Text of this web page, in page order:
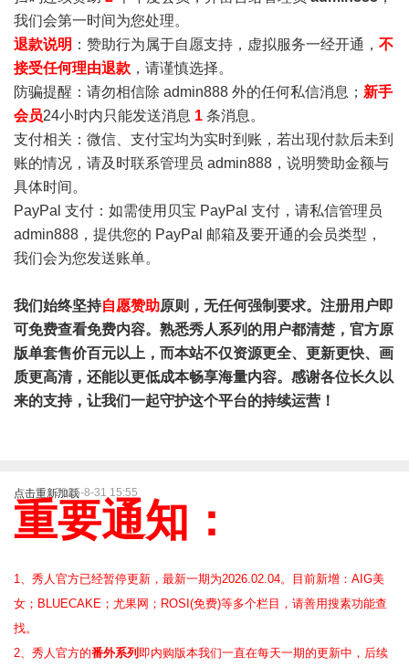
我们会第一时间为您处理。
退款说明 ：赞助行为属于自愿支持，虚拟服务一经开通， 不
接受任何理由退款 ，请谨慎选择。
防骗提醒：请勿相信除 admin888 外的任何私信消息； 新手
会员24小时内只能发送消息 1 条消息。
支付相关：微信、支付宝均为实时到账，若出现付款后未到
账的情况，请及时联系管理员 admin888，说明赞助金额与
具体时间。
PayPal 支付：如需使用贝宝 PayPal 支付，请私信管理员
admin888，提供您的 PayPal 邮箱及要开通的会员类型，
我们会为您发送账单。
我们始终坚持自愿赞助原则，无任何强制要求。注册用户即
可免费查看免费内容。熟悉秀人系列的用户都清楚，官方原
版单套售价百元以上，而本站不仅资源更全、更新更快、画
质更高清，还能以更低成本畅享海量内容。感谢各位长久以
来的支持，让我们一起守护这个平台的持续运营！
点击重新加载2025-8-31 15:55
重要通知：
1、秀人官方已经暂停更新，最新一期为2026.02.04。目前新增：AIG美
女；BLUECAKE；尤果网；ROSI(免费)等多个栏目，请善用搜素功能查
找。
2、 秀人官方的番外系列 即内购版本我们一直在每天一期的更新中，后续